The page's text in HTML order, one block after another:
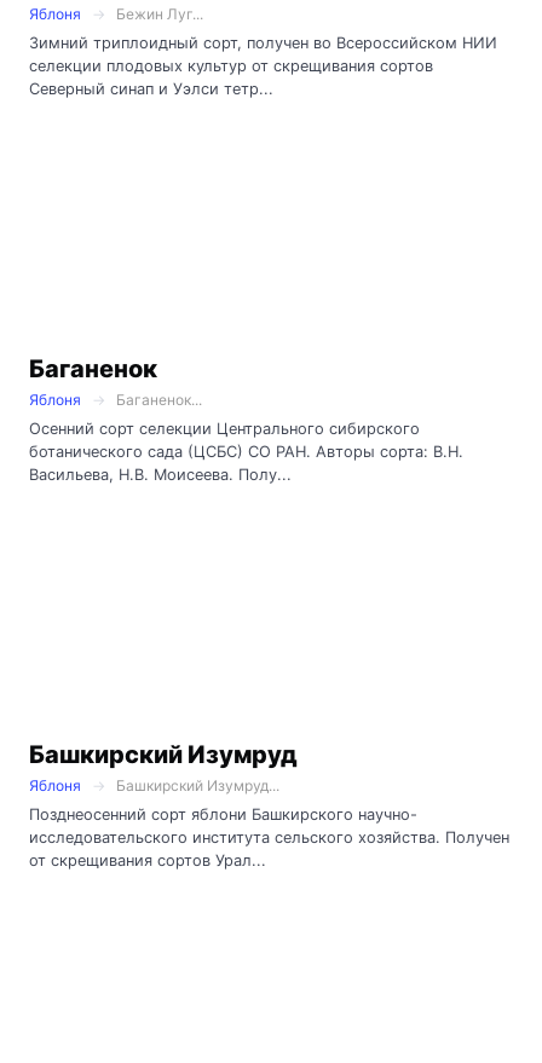
Яблоня
Бежин Луг...
Зимний триплоидный сорт, получен во Всероссийском НИИ
селекции плодовых культур от скрещивания сортов
Северный синап и Уэлси тетр...
Баганенок
Яблоня
Баганенок...
Осенний сорт селекции Центрального сибирского
ботанического сада (ЦСБС) СО РАН. Авторы сорта: В.Н.
Васильева, Н.В. Моисеева. Полу...
Башкирский Изумруд
Яблоня
Башкирский Изумруд...
Позднеосенний сорт яблони Башкирского научно-
исследовательского института сельского хозяйства. Получен
от скрещивания сортов Урал...